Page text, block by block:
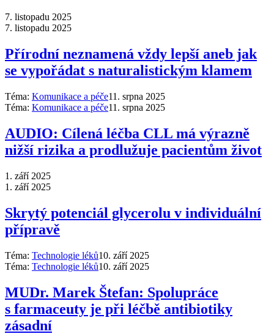
7. listopadu 2025
7. listopadu 2025
Přírodní neznamená vždy lepší aneb jak
se vypořádat s naturalistickým klamem
Téma: Komunikace a péče11. srpna 2025
Téma: Komunikace a péče11. srpna 2025
AUDIO: Cílená léčba CLL má výrazně
nižší rizika a prodlužuje pacientům život
1. září 2025
1. září 2025
Skrytý potenciál glycerolu v individuální
přípravě
Téma: Technologie léků10. září 2025
Téma: Technologie léků10. září 2025
MUDr. Marek Štefan: Spolupráce
s farmaceuty je při léčbě antibiotiky
zásadní